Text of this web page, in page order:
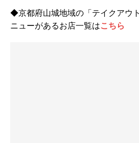
◆京都府山城地域の「テイクアウ
ニューがあるお店一覧はこちら